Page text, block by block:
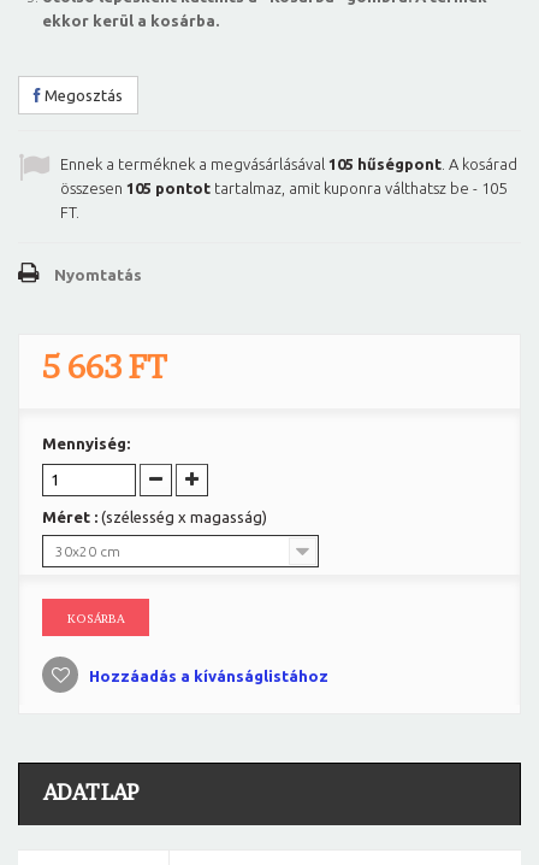
ekkor kerül a kosárba.
Megosztás
Ennek a terméknek a megvásárlásával 105 hűségpont . A kosárad
összesen 105 pontot tartalmaz, amit kuponra válthatsz be - 105
FT.
Nyomtatás
5 663 FT
Mennyiség:
Méret : (szélesség x magasság)
30x20 cm
KOSÁRBA
Hozzáadás a kívánságlistához
ADATLAP